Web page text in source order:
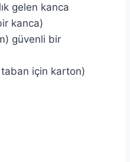
gelen kanca
kanca)
güvenli bir
için karton)